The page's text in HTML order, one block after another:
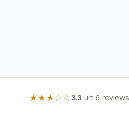
★★★☆☆3.3 uit 6 reviews